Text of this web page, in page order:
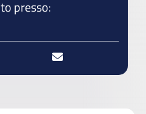
presso: